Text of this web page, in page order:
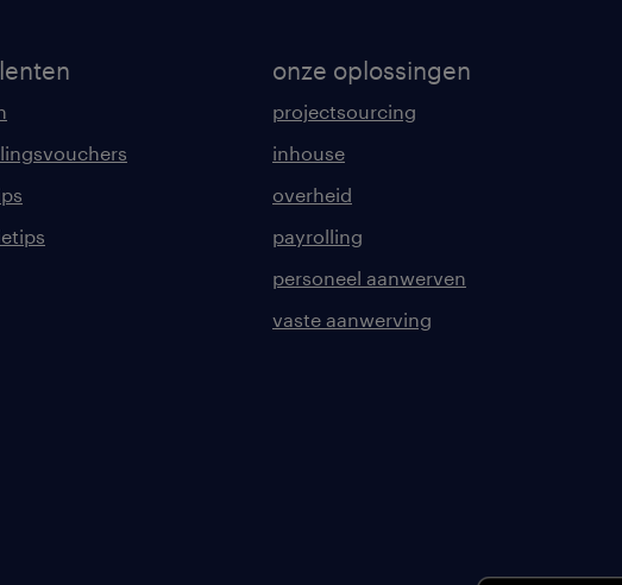
onze oplossingen
projectsourcing
inhouse
overheid
payrolling
personeel aanwerven
vaste aanwerving